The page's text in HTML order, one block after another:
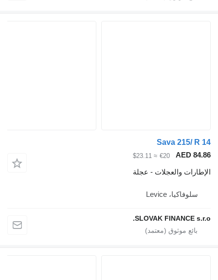
Sava
€20
≈ $23.11
والعجلات - عجلة
SLOVAK